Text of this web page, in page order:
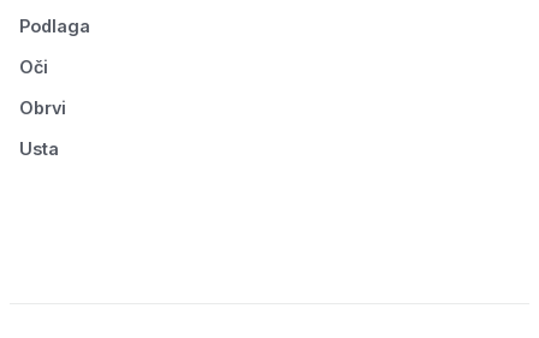
Podlaga
Oči
Obrvi
Usta